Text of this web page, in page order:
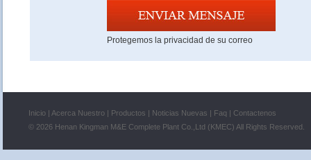
Protegemos la privacidad de su correo
Inicio | Acerca Nuestro | Productos | Noticias Nuevas | Faq | Contactenos
© 2026 Henan Kingman M&E Complete Plant Co.,Ltd (KMEC) All Rights Reserved.